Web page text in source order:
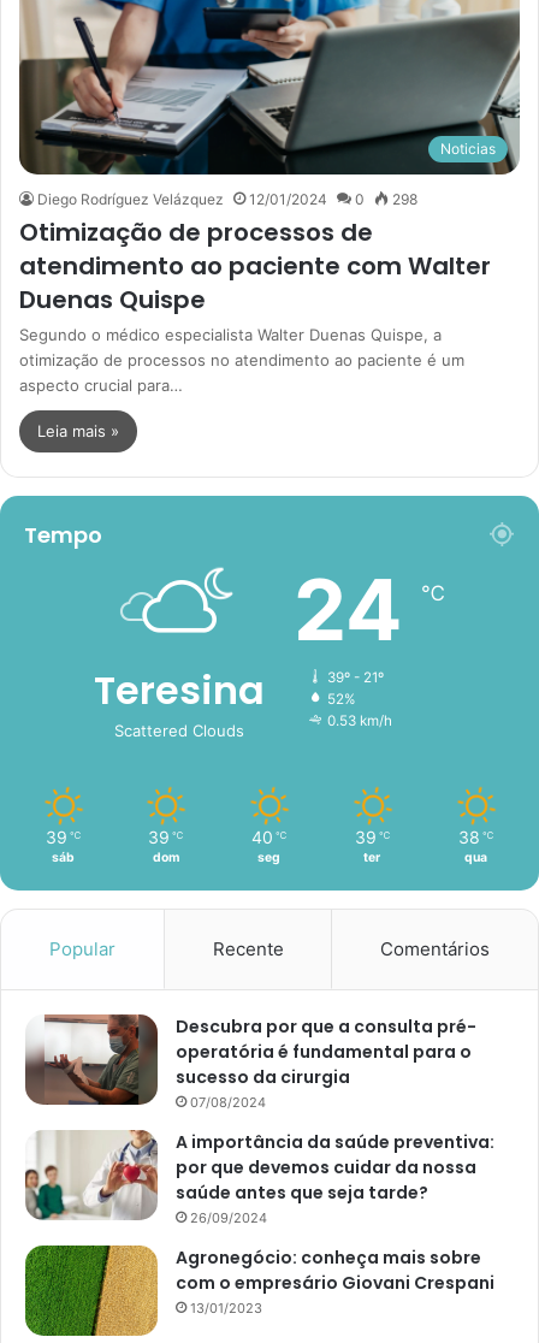
Noticias
Diego Rodríguez Velázquez 12/01/2024 0 298
Otimização de processos de
atendimento ao paciente com Walter
Duenas Quispe
Segundo o médico especialista Walter Duenas Quispe, a
otimização de processos no atendimento ao paciente é um
aspecto crucial para…
Leia mais »
Tempo
Teresina
Scattered Clouds
24 ℃
39º - 21º
52%
0.53 km/h
39 ℃
sáb
39 ℃
dom
40 ℃
seg
39 ℃
ter
38 ℃
qua
Popular Recente Comentários
Descubra por que a consulta pré-
operatória é fundamental para o
sucesso da cirurgia
07/08/2024
A importância da saúde preventiva:
por que devemos cuidar da nossa
saúde antes que seja tarde?
26/09/2024
Agronegócio: conheça mais sobre
com o empresário Giovani Crespani
13/01/2023